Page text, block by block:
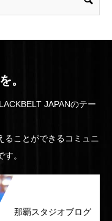
。
JAPANのテー
ることができるコミュニ
。
那覇スタジオブログ